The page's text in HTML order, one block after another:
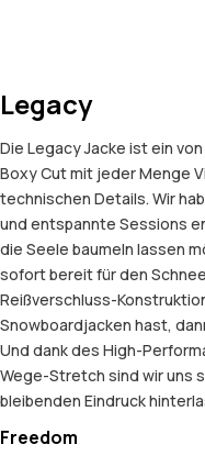
Legacy
Die Legacy Jacke ist ein
Boxy Cut mit jeder Menge
technischen Details. Wir
und entspannte Sessions
die Seele baumeln lassen
sofort bereit für den
Reißverschluss-
Snowboardjacken hast,
Und dank des High-
Wege-Stretch sind wir uns
bleibenden Eindruck
Freedom